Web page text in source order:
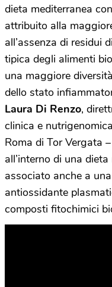
dieta mediterranea
attribuito alla
all’assenza di residui
tipica degli alimenti
una maggiore
dello stato
Laura Di Renzo,
clinica e
Roma di Tor Vergata
all’interno di una
associato anche a
antiossidante
composti fitochimici